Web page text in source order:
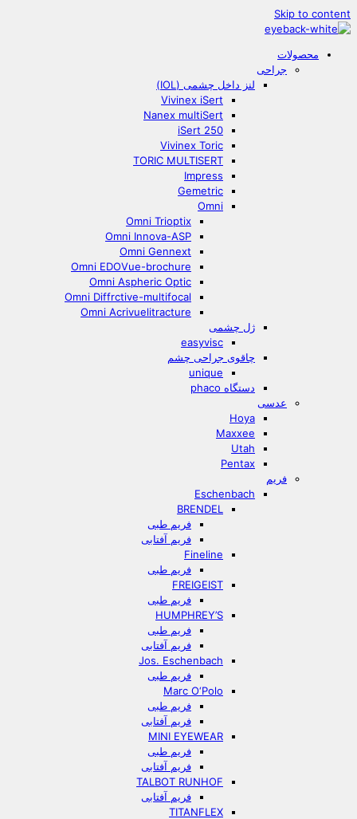
Skip to content
محصولات
جراحی
لنز داخل چشمی (IOL)
Vivinex iSert
Nanex multiSert
iSert 250
Vivinex Toric
TORIC MULTISERT
Impress
Gemetric
Omni
Omni Trioptix
Omni Innova-ASP
Omni Gennext
Omni EDOVue-brochure
Omni Aspheric Optic
Omni Diffrctive-multifocal
Omni Acrivuelitracture
ژل چشمی
easyvisc
چاقوی جراحی چشم
unique
دستگاه phaco
عدسی
Hoya
Maxxee
Utah
Pentax
فریم
Eschenbach
BRENDEL
فریم طبی
فریم آفتابی
Fineline
فریم طبی
FREIGEIST
فریم طبی
HUMPHREY’S
فریم طبی
فریم آفتابی
Jos. Eschenbach
فریم طبی
Marc O‘Polo
فریم طبی
فریم آفتابی
MINI EYEWEAR
فریم طبی
فریم آفتابی
TALBOT RUNHOF
فریم آفتابی
TITANFLEX